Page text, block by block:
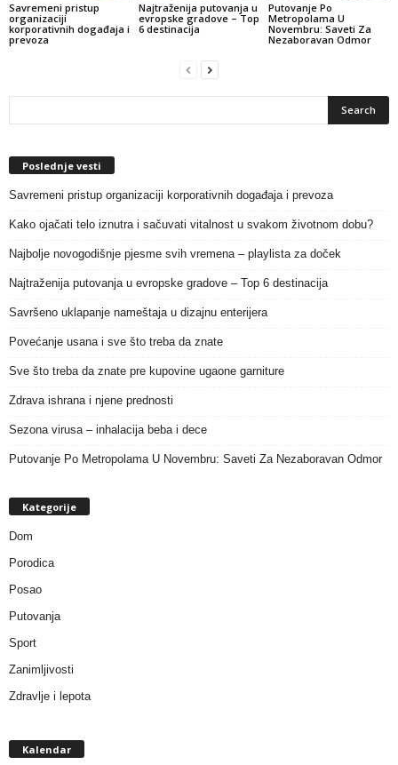
Savremeni pristup
organizaciji
korporativnih događaja i
prevoza
Najtraženija putovanja u
evropske gradove – Top
6 destinacija
Putovanje Po
Metropolama U
Novembru: Saveti Za
Nezaboravan Odmor
Poslednje vesti
Savremeni pristup organizaciji korporativnih događaja i prevoza
Kako ojačati telo iznutra i sačuvati vitalnost u svakom životnom dobu?
Najbolje novogodišnje pjesme svih vremena – playlista za doček
Najtraženija putovanja u evropske gradove – Top 6 destinacija
Savršeno uklapanje nameštaja u dizajnu enterijera
Povećanje usana i sve što treba da znate
Sve što treba da znate pre kupovine ugaone garniture
Zdrava ishrana i njene prednosti
Sezona virusa – inhalacija beba i dece
Putovanje Po Metropolama U Novembru: Saveti Za Nezaboravan Odmor
Kategorije
Dom
Porodica
Posao
Putovanja
Sport
Zanimljivosti
Zdravlje i lepota
Kalendar